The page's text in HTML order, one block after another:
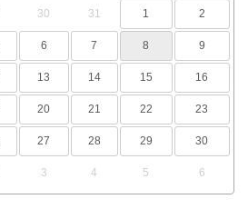
30 31 1 2
6 7 8 9
13 14 15 16
20 21 22 23
27 28 29 30
3 4 5 6